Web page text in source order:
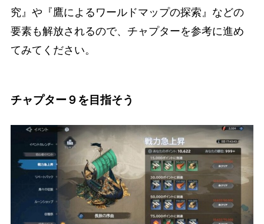
究』や『鷹によるワールドマップの探索』などの
要素も解放されるので、チャプターを参考に進め
てみてください。
チャプター９を目指そう